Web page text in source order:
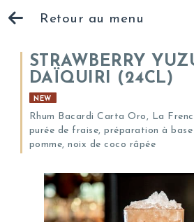
Retour au menu
STRAWBERRY
DAÏQUIRI (24CL)
NEW
Rhum Bacardi Carta Oro, La
purée de fraise, préparation à
pomme, noix de coco râpée